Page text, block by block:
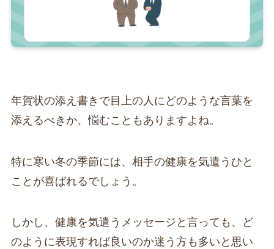
年賀状の添え書きで目上の人にどのような言葉を
添えるべきか、悩むこともありますよね。
特に寒い冬の季節には、相手の健康を気遣うひと
ことが喜ばれるでしょう。
しかし、健康を気遣うメッセージと言っても、ど
のように表現すれば良いのか迷う方も多いと思い